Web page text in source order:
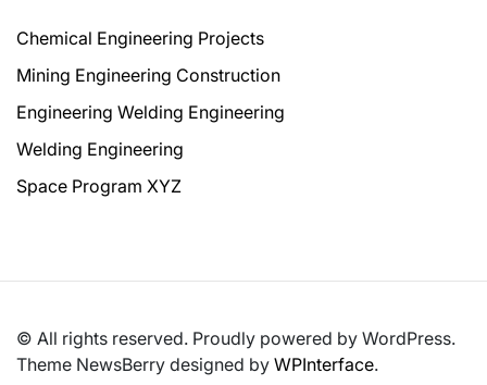
Chemical Engineering Projects
Mining Engineering Construction
Engineering Welding Engineering
Welding Engineering
Space Program XYZ
© All rights reserved. Proudly powered by WordPress.
Theme NewsBerry designed by WPInterface.